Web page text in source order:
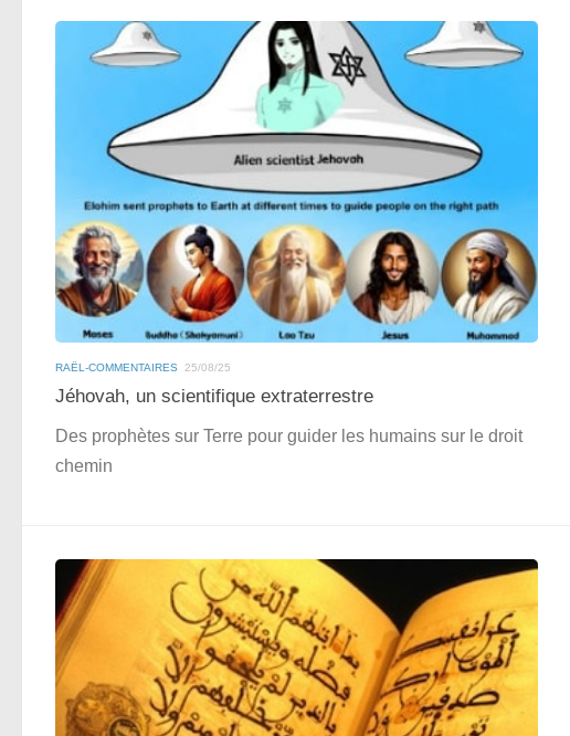
RAËL-COMMENTAIRES 25/08/25
Jéhovah, un scientifique extraterrestre
Des prophètes sur Terre pour guider les humains sur le droit
chemin